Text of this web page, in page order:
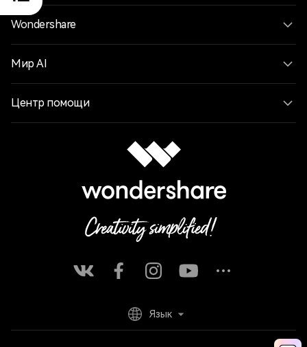
Wondershare
Мир AI
Центр помощи
Язык